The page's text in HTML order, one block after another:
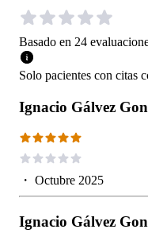
Basado en 24
Solo pacientes con citas
Ignacio Gálvez
・ Octubre 2025
Ignacio Gálvez